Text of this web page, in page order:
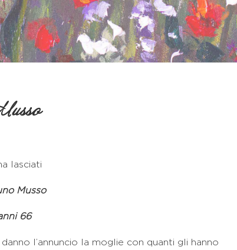
lasciati
Musso
66
danno l’annuncio la moglie con quanti gli hanno